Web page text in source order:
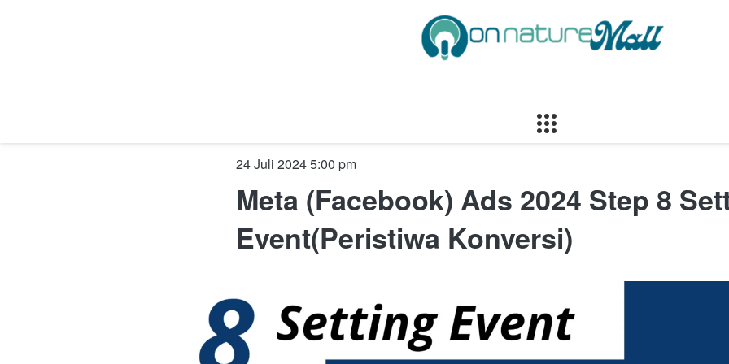
24 Juli 2024 5:00 pm
Meta (Facebook) Ads 2024 Step 8
Event(Peristiwa Konversi)